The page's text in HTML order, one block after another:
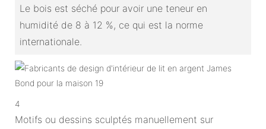
Le bois est séché pour avoir une teneur en
humidité de 8 à 12 %, ce qui est la norme
internationale.
4
Motifs ou dessins sculptés manuellement sur